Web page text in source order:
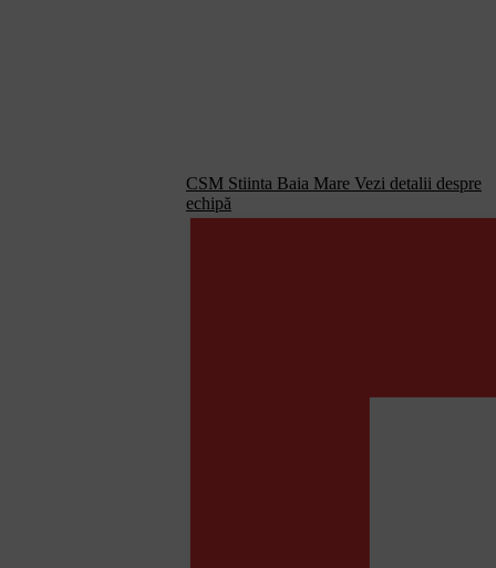
CSM Stiinta Baia Mare Vezi detalii despre
echipă